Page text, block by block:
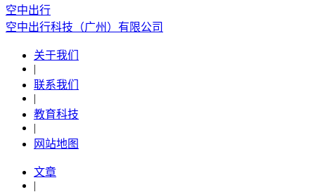
空中出行
空中出行科技（广州）有限公司
关于我们
|
联系我们
|
教育科技
|
网站地图
文章
|